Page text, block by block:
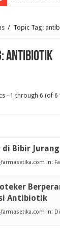
/ Topic Tag:
antibiotik
- 1 through 6 (of 6
Bibir
farmasetika.com in:
Antibiotik
farmasetika.com in: